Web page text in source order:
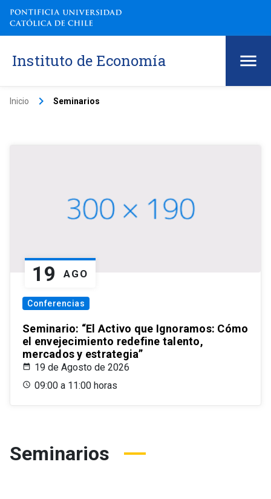
Instituto de Economía
Inicio keyboard_arrow_right Seminarios
19 AGO
Conferencias
Seminario: “El Activo que Ignoramos: Cómo
el envejecimiento redefine talento,
mercados y estrategia”
19 de Agosto de 2026
09:00 a 11:00 horas
Seminarios